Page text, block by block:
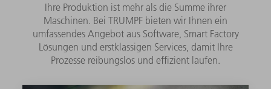
Ihre Produktion ist mehr als die Summe ihrer
Maschinen. Bei TRUMPF bieten wir Ihnen ein
umfassendes Angebot aus Software, Smart Factory
Lösungen und erstklassigen Services, damit Ihre
Prozesse reibungslos und effizient laufen.